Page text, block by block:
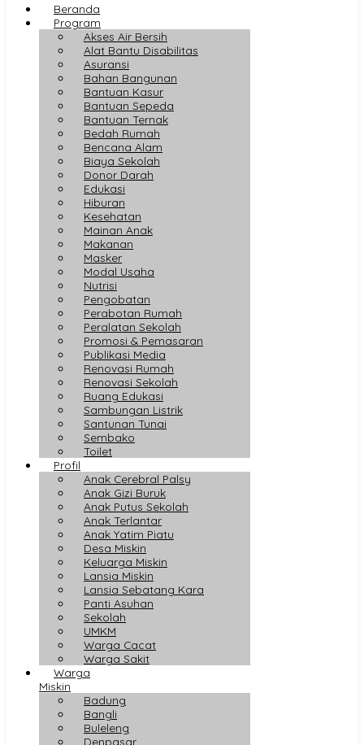
Beranda
Program
Akses Air Bersih
Alat Bantu Disabilitas
Asuransi
Bahan Bangunan
Bantuan Kasur
Bantuan Sepeda
Bantuan Ternak
Bedah Rumah
Bencana Alam
Biaya Sekolah
Donor Darah
Edukasi
Hiburan
Kesehatan
Mainan Anak
Makanan
Masker
Modal Usaha
Nutrisi
Pengobatan
Perabotan Rumah
Peralatan Sekolah
Promosi & Pemasaran
Publikasi Media
Renovasi Rumah
Renovasi Sekolah
Ruang Edukasi
Sambungan Listrik
Santunan Tunai
Sembako
Toilet
Profil
Anak Cerebral Palsy
Anak Gizi Buruk
Anak Putus Sekolah
Anak Terlantar
Anak Yatim Piatu
Desa Miskin
Keluarga Miskin
Lansia Miskin
Lansia Sebatang Kara
Panti Asuhan
Sekolah
UMKM
Warga Cacat
Warga Sakit
Warga
Miskin
Badung
Bangli
Buleleng
Denpasar